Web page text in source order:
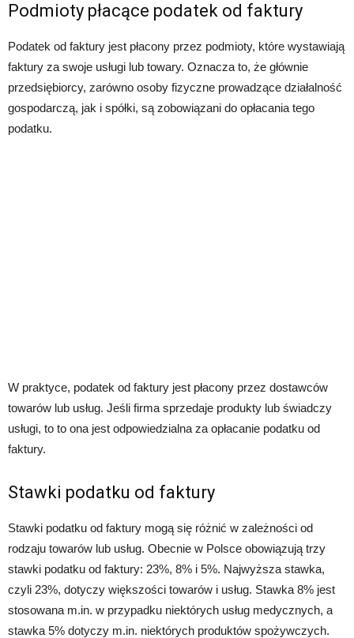
Podmioty płacące podatek od faktury
Podatek od faktury jest płacony przez podmioty, które wystawiają
faktury za swoje usługi lub towary. Oznacza to, że głównie
przedsiębiorcy, zarówno osoby fizyczne prowadzące działalność
gospodarczą, jak i spółki, są zobowiązani do opłacania tego
podatku.
W praktyce, podatek od faktury jest płacony przez dostawców
towarów lub usług. Jeśli firma sprzedaje produkty lub świadczy
usługi, to to ona jest odpowiedzialna za opłacanie podatku od
faktury.
Stawki podatku od faktury
Stawki podatku od faktury mogą się różnić w zależności od
rodzaju towarów lub usług. Obecnie w Polsce obowiązują trzy
stawki podatku od faktury: 23%, 8% i 5%. Najwyższa stawka,
czyli 23%, dotyczy większości towarów i usług. Stawka 8% jest
stosowana m.in. w przypadku niektórych usług medycznych, a
stawka 5% dotyczy m.in. niektórych produktów spożywczych.